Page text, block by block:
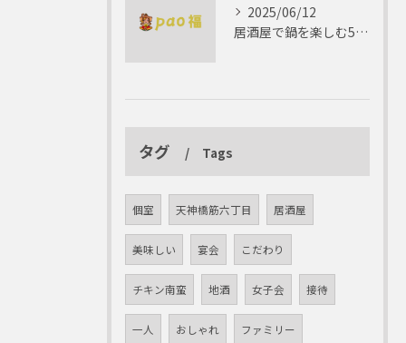
2025/06/12
居酒屋で鍋を楽しむ5つの理由 ゆったりとした時間を
タグ Tags
個室 天神橋筋六丁目 居酒屋
美味しい 宴会 こだわり
チキン南蛮 地酒 女子会 接待
一人 おしゃれ ファミリー